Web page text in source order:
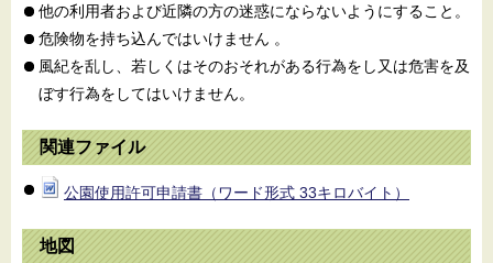
他の利用者および近隣の方の迷惑にならないようにすること。
危険物を持ち込んではいけません 。
風紀を乱し、若しくはそのおそれがある行為をし又は危害を及
ぼす行為をしてはいけません。
関連ファイル
公園使用許可申請書（ワード形式 33キロバイト）
地図